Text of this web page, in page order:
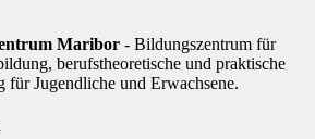
Maribor - Bildungszentrum für
berufstheoretische und praktische
Jugendliche und Erwachsene.